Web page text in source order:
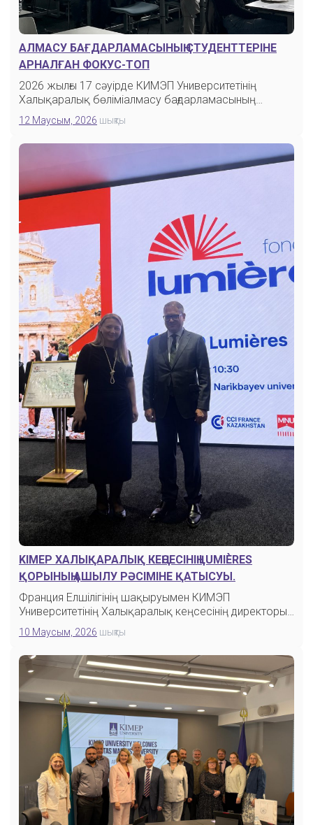
АЛМАСУ БАҒДАРЛАМАСЫНЫҢ СТУДЕНТТЕРІНЕ
АРНАЛҒАН ФОКУС-ТОП
2026 жылғы 17 сәуірде КИМЭП Университетінің
Халықаралық бөліміалмасу бағдарламасының
студенттеріне…
12 Маусым, 2026 шықты
KIMEP ХАЛЫҚАРАЛЫҚ КЕҢСЕСІНІҢ LUMIÈRES
ҚОРЫНЫҢ АШЫЛУ РӘСІМІНЕ ҚАТЫСУЫ.
Франция Елшілігінің шақыруымен КИМЭП
Университетінің Халықаралық кеңсесінің директоры
Наиля Демирдоген…
10 Маусым, 2026 шықты